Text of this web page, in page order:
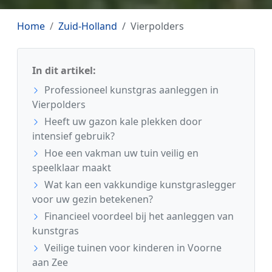
Home Zuid-Holland Vierpolders
In dit artikel:
Professioneel kunstgras aanleggen in
Vierpolders
Heeft uw gazon kale plekken door
intensief gebruik?
Hoe een vakman uw tuin veilig en
speelklaar maakt
Wat kan een vakkundige kunstgraslegger
voor uw gezin betekenen?
Financieel voordeel bij het aanleggen van
kunstgras
Veilige tuinen voor kinderen in Voorne
aan Zee